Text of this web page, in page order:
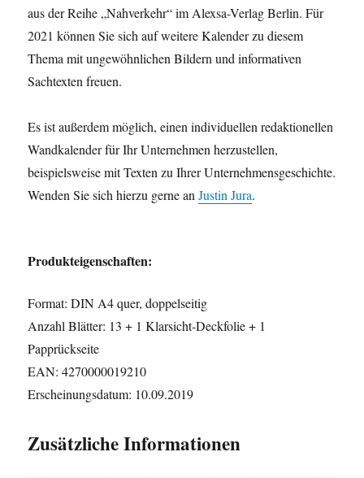
aus der Reihe „Nahverkehr“ im Alexsa-Verlag Berlin. Für
2021 können Sie sich auf weitere Kalender zu diesem
Thema mit ungewöhnlichen Bildern und informativen
Sachtexten freuen.
Es ist außerdem möglich, einen individuellen redaktionellen
Wandkalender für Ihr Unternehmen herzustellen,
beispielsweise mit Texten zu Ihrer Unternehmensgeschichte.
Wenden Sie sich hierzu gerne anJustin Jura.
Produkteigenschaften:
Format: DIN A4 quer, doppelseitig
Anzahl Blätter: 13 + 1 Klarsicht-Deckfolie + 1
Papprückseite
EAN: 4270000019210
Erscheinungsdatum: 10.09.2019
Zusätzliche Informationen